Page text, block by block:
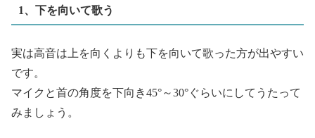
1、下を向いて歌う
実は高音は上を向くよりも下を向いて歌った方が出やすい
です。
マイクと首の角度を下向き45°～30°ぐらいにしてうたって
みましょう。